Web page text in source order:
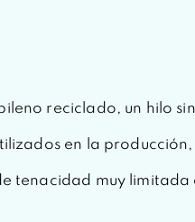
reciclado, un hilo
en la
tenacidad muy